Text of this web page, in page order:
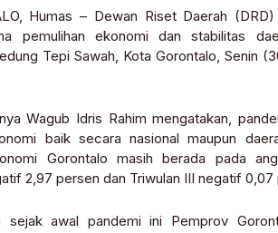
Humas – Dewan Riset Daerah
pemulihan ekonomi dan stabilitas
Tepi Sawah, Kota Gorontalo, Senin
Wagub Idris Rahim mengatakan,
baik secara nasional maupun
Gorontalo masih berada pada
2,97 persen dan Triwulan III negatif 0,07
sejak awal pandemi ini Pemprov